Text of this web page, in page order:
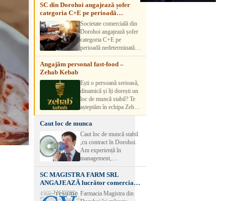
SC din Dorohoi angajează șofer
categoria C+E pe perioadă
nedeterminatăSocietate comercială din
Dorohoi angajează șofer
categoria C+E pe
perioadă nedeterminată.
Candidatul trebuie să
aibă experiență și atestat
detalii, vă rog să sunați la
numărul de telefon.
Angajăm personal fast-food –
Zehab Kebab
Ești o persoană serioasă,
dinamică și îți dorești un
loc de muncă stabil? Te
așteptăm în echipa Zehab
Kebab! Posturi
disponibile: -
SHAORMAR AJUTOR
BUCATAR 2/posturi -
LUCRATOR
COMERCIAL
VANZATOR /2 posturi
OFERIM : Contract de
muncă Program flexibil
Salariu motivant, în
funcție de experienț
Caut loc de munca
Caut loc de muncă stabil
,cu contract în Dorohoi.
Am experiență în
management,
contabilitate, ospătărie .
Rog seriozitate
SC MAGISTRA FARM SRL
ANGAJEAZĂ lucrător comercial –
DOROHOI
Farmacia Magistra din